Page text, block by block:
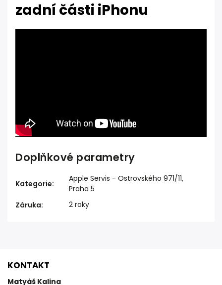
zadní části iPhonu
Doplňkové parametry
Kategorie:
Apple Servis - Ostrovského 971/11,
Praha 5
Záruka: 2 roky
KONTAKT
Matyáš Kalina